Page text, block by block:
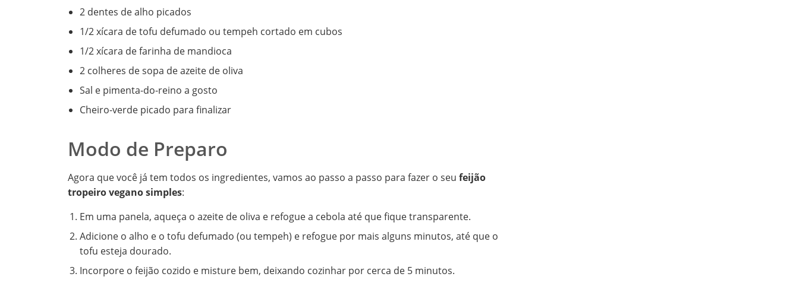
2 dentes de alho picados
1/2 xícara de tofu defumado ou tempeh cortado em cubos
1/2 xícara de farinha de mandioca
2 colheres de sopa de azeite de oliva
Sal e pimenta-do-reino a gosto
Cheiro-verde picado para finalizar
Modo de Preparo
Agora que você já tem todos os ingredientes, vamos ao passo a passo para fazer o seu feijão
tropeiro vegano simples:
Em uma panela, aqueça o azeite de oliva e refogue a cebola até que fique transparente.
Adicione o alho e o tofu defumado (ou tempeh) e refogue por mais alguns minutos, até que o
tofu esteja dourado.
Incorpore o feijão cozido e misture bem, deixando cozinhar por cerca de 5 minutos.